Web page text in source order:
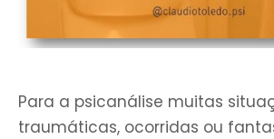
Para a psicanálise muitas
traumáticas, ocorridas ou